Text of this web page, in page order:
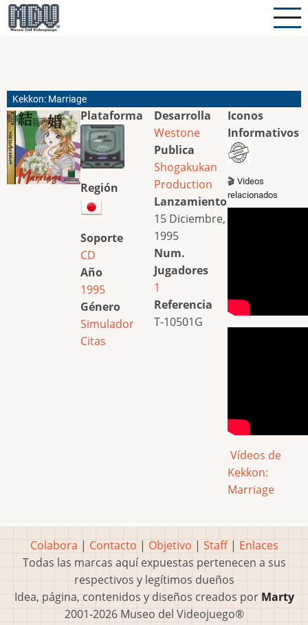
Pasar
al
Kekkon: Marriage
Plataforma
Región
Soporte
CD
Año
1995
Género
Simulador
Citas
Desarrolla
Westone
Publica
Shogakukan
Production
Lanzamiento
15 Diciembre,
1995
Num.
Jugadores
1
Referencia
T-10501G
Iconos
Informativos
🎬 Videos
relacionados
Vídeos de
Kekkon:
Marriage
Colabora | Contacto | Objetivo | Staff| Enlaces
Todas las marcas aquí expuestas pertenecen a sus
respectivos y legítimos dueños
Idea, página, contenidos y diseños creados por Marty
2001-2026 Museo del Videojuego®